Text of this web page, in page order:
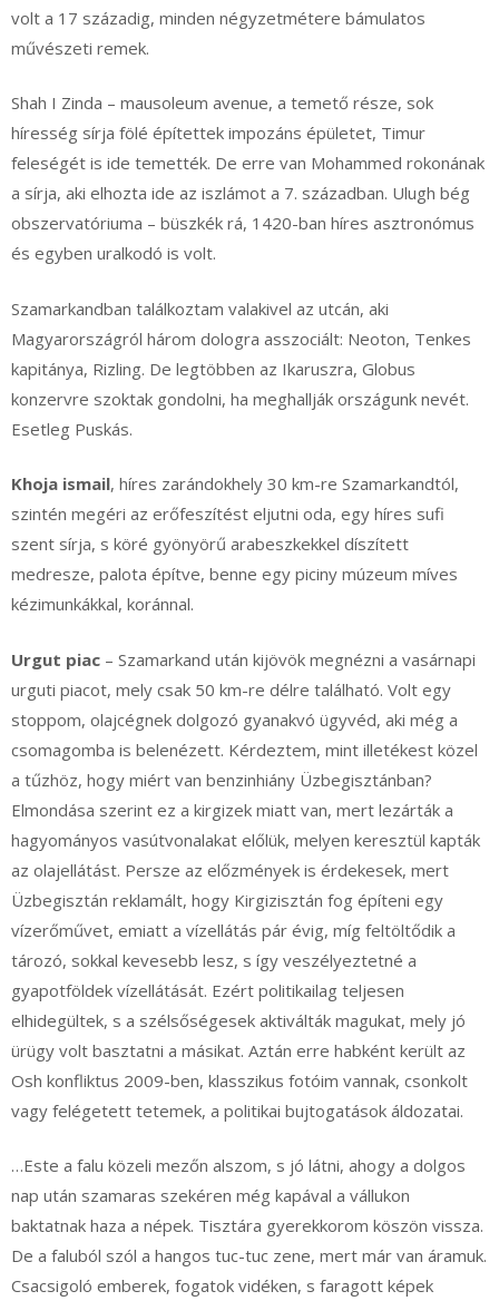
volt a 17 századig, minden négyzetmétere bámulatos
művészeti remek.
Shah I Zinda – mausoleum avenue, a temető része, sok
híresség sírja fölé építettek impozáns épületet, Timur
feleségét is ide temették. De erre van Mohammed rokonának
a sírja, aki elhozta ide az iszlámot a 7. században. Ulugh bég
obszervatóriuma – büszkék rá, 1420-ban híres asztronómus
és egyben uralkodó is volt.
Szamarkandban találkoztam valakivel az utcán, aki
Magyarországról három dologra asszociált: Neoton, Tenkes
kapitánya, Rizling. De legtöbben az Ikaruszra, Globus
konzervre szoktak gondolni, ha meghallják országunk nevét.
Esetleg Puskás.
Khoja ismail, híres zarándokhely 30 km-re Szamarkandtól,
szintén megéri az erőfeszítést eljutni oda, egy híres sufi
szent sírja, s köré gyönyörű arabeszkekkel díszített
medresze, palota építve, benne egy piciny múzeum míves
kézimunkákkal, koránnal.
Urgut piac – Szamarkand után kijövök megnézni a vasárnapi
urguti piacot, mely csak 50 km-re délre található. Volt egy
stoppom, olajcégnek dolgozó gyanakvó ügyvéd, aki még a
csomagomba is belenézett. Kérdeztem, mint illetékest közel
a tűzhöz, hogy miért van benzinhiány Üzbegisztánban?
Elmondása szerint ez a kirgizek miatt van, mert lezárták a
hagyományos vasútvonalakat előlük, melyen keresztül kapták
az olajellátást. Persze az előzmények is érdekesek, mert
Üzbegisztán reklamált, hogy Kirgizisztán fog építeni egy
vízerőművet, emiatt a vízellátás pár évig, míg feltöltődik a
tározó, sokkal kevesebb lesz, s így veszélyeztetné a
gyapotföldek vízellátását. Ezért politikailag teljesen
elhidegültek, s a szélsőségesek aktiválták magukat, mely jó
ürügy volt basztatni a másikat. Aztán erre habként került az
Osh konfliktus 2009-ben, klasszikus fotóim vannak, csonkolt
vagy felégetett tetemek, a politikai bujtogatások áldozatai.
…Este a falu közeli mezőn alszom, s jó látni, ahogy a dolgos
nap után szamaras szekéren még kapával a vállukon
baktatnak haza a népek. Tisztára gyerekkorom köszön vissza.
De a faluból szól a hangos tuc-tuc zene, mert már van áramuk.
Csacsigoló emberek, fogatok vidéken, s faragott képek